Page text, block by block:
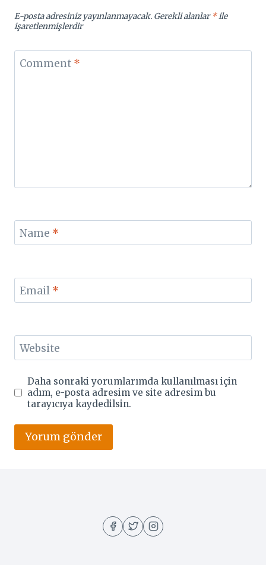
E-posta adresiniz yayınlanmayacak. Gerekli alanlar*ile
işaretlenmişlerdir
Comment *
Name *
Email *
Website
Daha sonraki yorumlarımda kullanılması için
adım, e-posta adresim ve site adresim bu
tarayıcıya kaydedilsin.